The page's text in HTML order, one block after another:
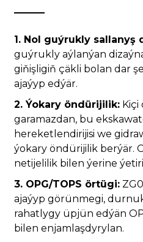
1. Nol guýrukly sallanyş
guýrukly aýlanýan
giňişligiň çäkli bolan dar
ajaýyp edýär.
2. Ýokary öndürijilik:Kiçi
garamazdan, bu
hereketlendirijisi we
ýokary öndürijilik berýär.
netijelilik bilen ýerine
3. OPG/TOPS örtügi:
ajaýyp görünmegi,
rahatlygy üpjün edýän
bilen enjamlaşdyrylan.